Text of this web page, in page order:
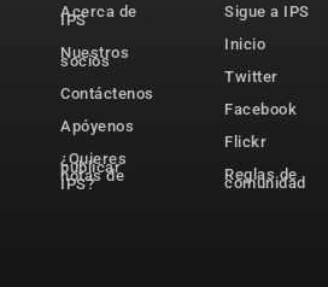
Acerca de
IPS
Nuestros
socios
Contáctenos
Apóyenos
¿Quieres
publicar
notas de
IPS?
Sigue a IPS
Inicio
Twitter
Facebook
Flickr
Reglas de
comunidad